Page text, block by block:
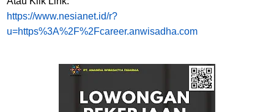
https://www.nesianet.id/r?
u=https%3A%2F%2Fcareer.anwisadha.com